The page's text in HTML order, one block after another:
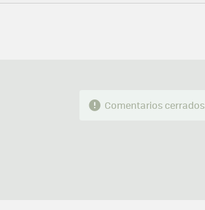
MAIL
Comentarios cerrados